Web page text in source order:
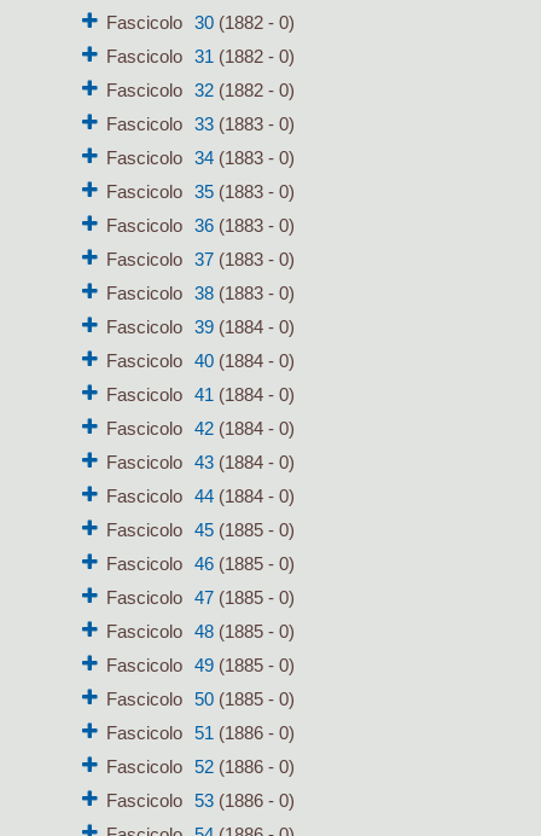
Fascicolo
30(1882 - 0)
Fascicolo
31 (1882 - 0)
Fascicolo
32(1882 - 0)
Fascicolo
33(1883 - 0)
Fascicolo
34(1883 - 0)
Fascicolo
35(1883 - 0)
Fascicolo
36(1883 - 0)
Fascicolo
37(1883 - 0)
Fascicolo
38(1883 - 0)
Fascicolo
39(1884 - 0)
Fascicolo
40(1884 - 0)
Fascicolo
41 (1884 - 0)
Fascicolo
42(1884 - 0)
Fascicolo
43(1884 - 0)
Fascicolo
44(1884 - 0)
Fascicolo
45(1885 - 0)
Fascicolo
46(1885 - 0)
Fascicolo
47(1885 - 0)
Fascicolo
48(1885 - 0)
Fascicolo
49(1885 - 0)
Fascicolo
50(1885 - 0)
Fascicolo
51 (1886 - 0)
Fascicolo
52(1886 - 0)
Fascicolo
53(1886 - 0)